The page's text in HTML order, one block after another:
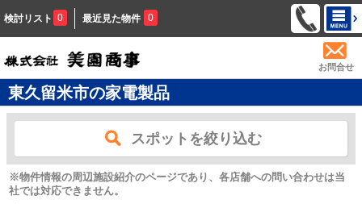
検討リスト 0 最近見た物件 0
お問合せ
東久留米市の家電製品
スポットを絞り込む
※物件情報の周辺施設紹介のページであり、各店舗への問い合わせは当
社では対応できません。